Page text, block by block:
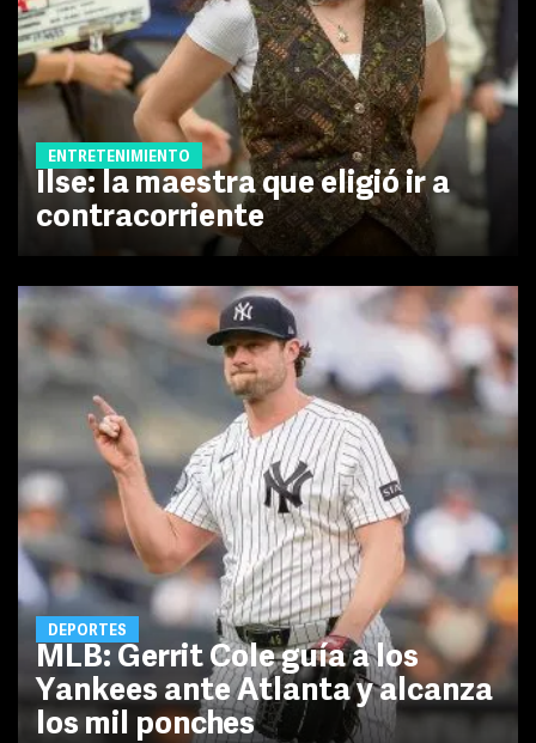
ENTRETENIMIENTO
Ilse: la maestra que eligió ir a
contracorriente
DEPORTES
MLB: Gerrit Cole guía a los
Yankees ante Atlanta y alcanza
los mil ponches